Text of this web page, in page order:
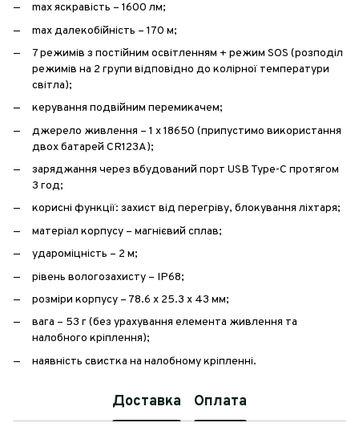
max яскравість – 1600 лм;
max далекобійність – 170 м;
7 режимів з постійним освітленням + режим SOS (розподіл
режимів на 2 групи відповідно до колірної температури
світла);
керування подвійним перемикачем;
джерело живлення – 1 х 18650 (припустимо використання
двох батарей CR123A);
заряджання через вбудований порт USB Type-C протягом
3 год;
корисні функції: захист від перегріву, блокування ліхтаря;
матеріал корпусу – магнієвий сплав;
удароміцність – 2 м;
рівень вологозахисту – IP68;
розміри корпусу – 78.6 х 25.3 х 43 мм;
вага – 53 г (без урахування елемента живлення та
налобного кріплення);
наявність свистка на налобному кріпленні.
Доставка Оплата